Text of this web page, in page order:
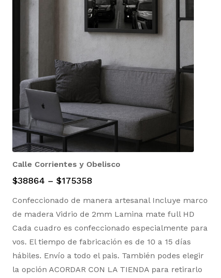
Calle Corrientes y Obelisco
$38864 – $175358
Confeccionado de manera artesanal Incluye marco
de madera Vidrio de 2mm Lamina mate full HD
Cada cuadro es confeccionado especialmente para
vos. El tiempo de fabricación es de 10 a 15 días
hábiles. Envío a todo el pais. También podes elegir
la opción ACORDAR CON LA TIENDA para retirarlo